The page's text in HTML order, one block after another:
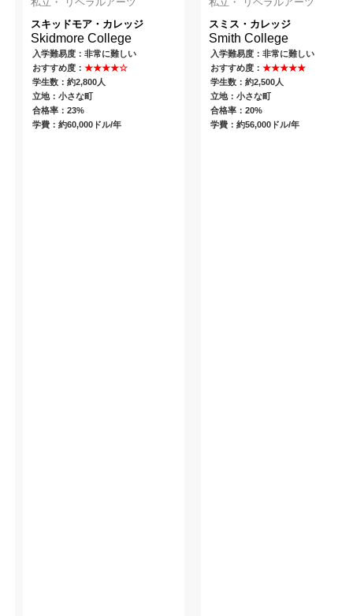
スキッドモア・カレッジ
Skidmore College
入学難易度：非常に難しい
おすすめ度：★★★★☆
学生数：約2,800人
立地：小さな町
合格率：23%
学費：約60,000ドル/年
スミス・カレッジ
Smith College
入学難易度：非常に難しい
おすすめ度： ★★★★★
学生数：約2,500人
立地：小さな町
合格率：20%
学費：約56,000ドル/年